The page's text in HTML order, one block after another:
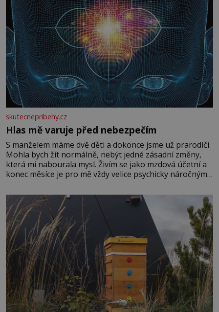
skutecnepribehy.cz
Hlas mě varuje před nebezpečím
S manželem máme dvě děti a dokonce jsme už prarodiči.
Mohla bych žít normálně, nebýt jedné zásadní změny,
která mi nabourala mysl. Živím se jako mzdová účetní a
konec měsíce je pro mě vždy velice psychicky náročným
dál častěji volá o pomoc, co se hlídání týče. Dalo by se